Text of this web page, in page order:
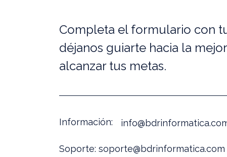
Completa el formulario con
déjanos guiarte hacia la
alcanzar tus metas.
Información:
Soporte: soporte@bdrinformatica.com